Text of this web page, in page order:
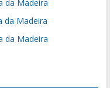
da Madeira
da Madeira
da Madeira